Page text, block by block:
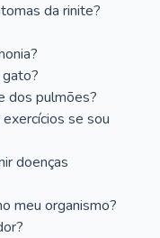
da rinite?
dos pulmões?
se sou
doenças
meu organismo?